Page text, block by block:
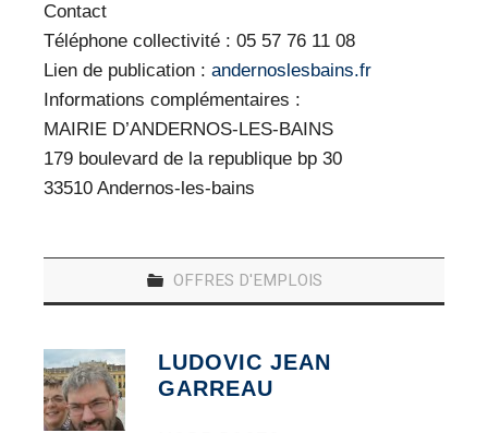
Contact
Téléphone collectivité : 05 57 76 11 08
Lien de publication :andernoslesbains.fr
Informations complémentaires :
MAIRIE D’ANDERNOS-LES-BAINS
179 boulevard de la republique bp 30
33510 Andernos-les-bains
OFFRES D'EMPLOIS
LUDOVIC JEAN
GARREAU